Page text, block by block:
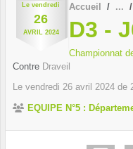
Le vendredi
26
AVRIL 2024
Accueil
D3 -
Championnat
Contre Draveil
Le vendredi 26 avril 2024 de
EQUIPE N°5 :